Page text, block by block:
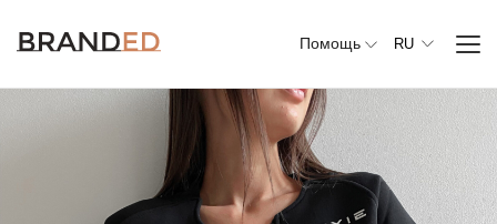
Помощь RU